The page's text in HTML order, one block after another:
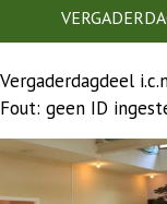
Vergaderdagdeel
Fout: geen ID